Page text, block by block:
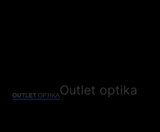
Outlet optika